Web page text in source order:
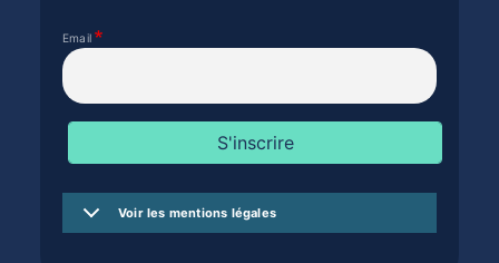
Email
Voir les mentions légales